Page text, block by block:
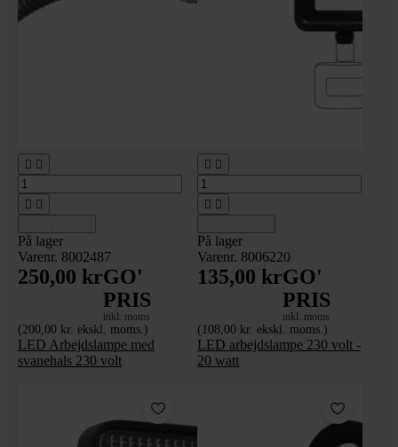
 
 
På lager
Varenr. 8002487
250,00 krGO'
PRIS
inkl. moms
(200,00 kr. ekskl. moms.)
LED Arbejdslampe med
svanehals 230 volt
 
 
På lager
Varenr. 8006220
135,00 krGO'
PRIS
inkl. moms
(108,00 kr. ekskl. moms.)
LED arbejdslampe 230 volt -
20 watt